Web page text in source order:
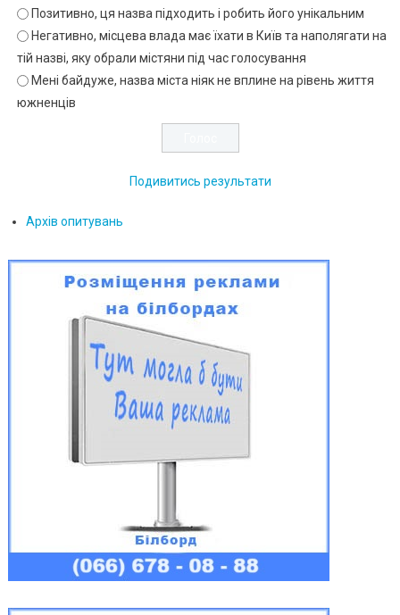
Позитивно, ця назва підходить і робить його унікальним
Негативно, місцева влада має їхати в Київ та наполягати на
тій назві, яку обрали містяни під час голосування
Мені байдуже, назва міста ніяк не вплине на рівень життя
южненців
Подивитись результати
Архів опитувань